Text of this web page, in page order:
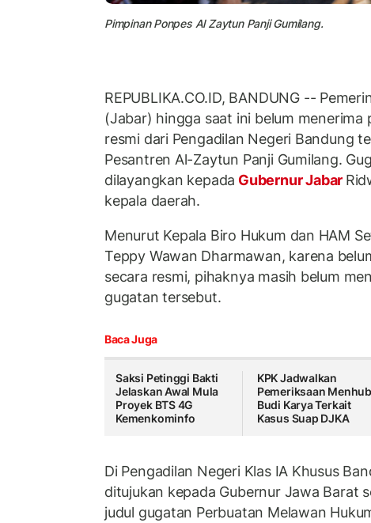
Pimpinan Ponpes Al Zaytun Panji Gumilang.
REPUBLIKA.CO.ID, BANDUNG --
(Jabar) hingga saat ini belum menerima
resmi dari Pengadilan Negeri Bandung
Pesantren Al-Zaytun Panji Gumilang.
dilayangkan kepada Gubernur Jabar
kepala daerah.
Menurut Kepala Biro Hukum dan HAM
Teppy Wawan Dharmawan, karena
secara resmi, pihaknya masih belum
gugatan tersebut.
Baca Juga
Saksi Petinggi Bakti
Jelaskan Awal Mula
Proyek BTS 4G
Kemenkominfo
KPK Jadwalkan
Pemeriksaan Menhub
Budi Karya Terkait
Kasus Suap DJKA
Di Pengadilan Negeri Klas IA Khusus
ditujukan kepada Gubernur Jawa Barat
judul gugatan Perbuatan Melawan